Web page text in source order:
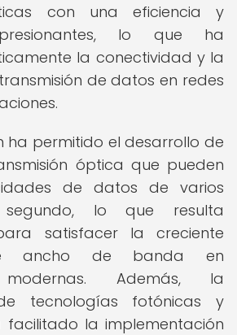
con una eficiencia y
lo que ha
la conectividad y la
de datos en redes
ha permitido el desarrollo de
óptica que pueden
de datos de varios
lo que resulta
satisfacer la creciente
ancho de banda en
modernas. Además, la
tecnologías fotónicas y
facilitado la implementación